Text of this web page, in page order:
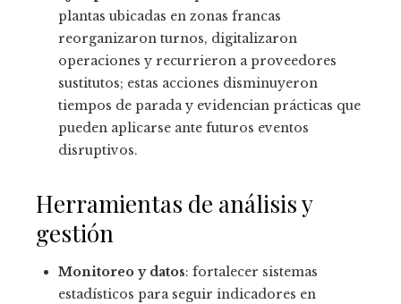
plantas ubicadas en zonas francas
reorganizaron turnos, digitalizaron
operaciones y recurrieron a proveedores
sustitutos; estas acciones disminuyeron
tiempos de parada y evidencian prácticas que
pueden aplicarse ante futuros eventos
disruptivos.
Herramientas de análisis y
gestión
Monitoreo y datos: fortalecer sistemas
estadísticos para seguir indicadores en